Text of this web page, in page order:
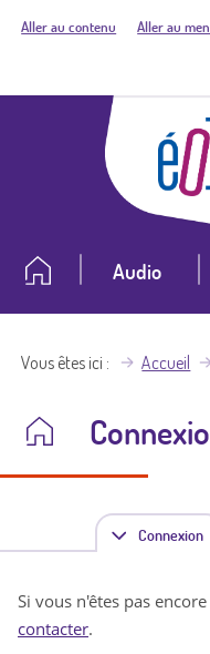
Aller au contenu Aller au
Audio
Vous êtes ici Accueil
Connexion(
n
Si vous n'êtes pas
contacter.